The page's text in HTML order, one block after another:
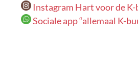
Instagram Hart voor de
Sociale app “allemaal K-